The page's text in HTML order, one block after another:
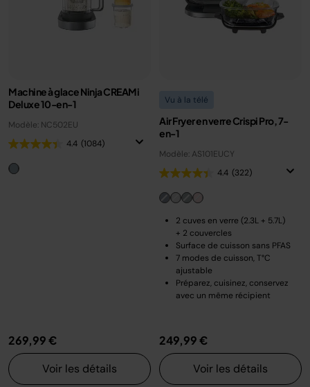
Machine à glace Ninja CREAMi
Deluxe 10-en-1
Modèle: NC502EU
4.4 (1084)
269,99 €
Voir les détails
Vu à la télé
Air Fryer en verre Crispi Pro, 7-
en-1
Modèle: AS101EUCY
4.4 (322)
2 cuves en verre (2.3L + 5.7L)
+ 2 couvercles
Surface de cuisson sans PFAS
7 modes de cuisson, T°C
ajustable
Préparez, cuisinez, conservez
avec un même récipient
249,99 €
Voir les détails